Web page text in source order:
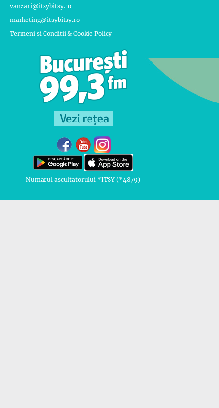
vanzari@itsybitsy.ro
marketing@itsybitsy.ro
Termeni si Conditii & Cookie Policy
Numarul ascultatorului *ITSY (*4879)